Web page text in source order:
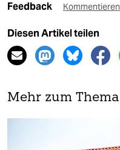
Feedback Kommentieren
Diesen Artikel teilen
Mehr zum Thema